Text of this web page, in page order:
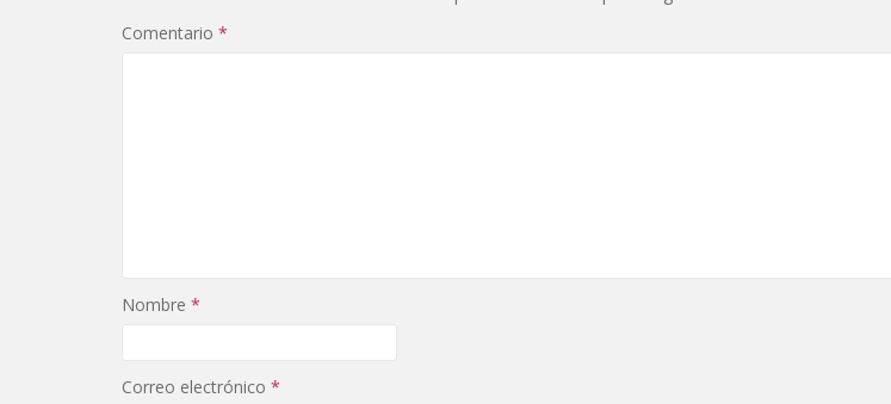
Comentario *
Nombre *
Correo electrónico *